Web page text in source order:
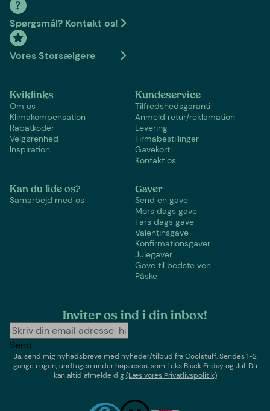
Spørgsmål? Kontakt os!
Vores Storsælgere
Kviklinks
Om os
Klimakompensation
Rabatkoder
Velgørenhed
Inspiration
Kundeservice
Tilfredshedsgaranti
Anmeld retur/reklamation
Levering
Firmabestillinger
Gavekort
Kontakt os
Kan du lide os?
Samarbejd med os
Gaver
Send en gave
Mors dags gave
Fars dags gave
Valentinsgave
Konfirmationsgaver
Julegaver
Gave til bedste ven
Påske
Inviter os ind i din inbox!
Send
Ja, send mig nyhedsbreve med nyheder/tilbud fraCoolstuff. Sendes 1-2
gange i ugen,undtagen under højsæson, som f.eks Black Friday og Jul. Du
kan altid afmelde dig(Læs vores Privatlivspolitik)